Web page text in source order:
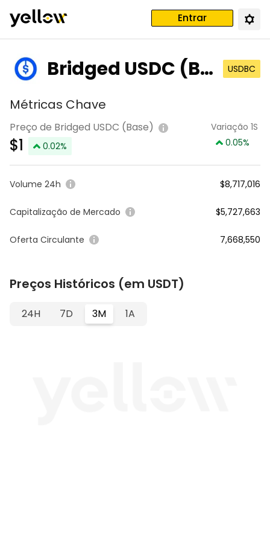
Entrar
Bridged USDC (Ba
se)
USDBC
Métricas Chave
Preço de Bridged USDC (Base)
$1 0.02%
Variação 1S
0.05%
Volume 24h $8,717,016
Capitalização de Mercado $5,727,663
Oferta Circulante 7,668,550
Preços Históricos (em USDT)
24H 7D 3M 1A